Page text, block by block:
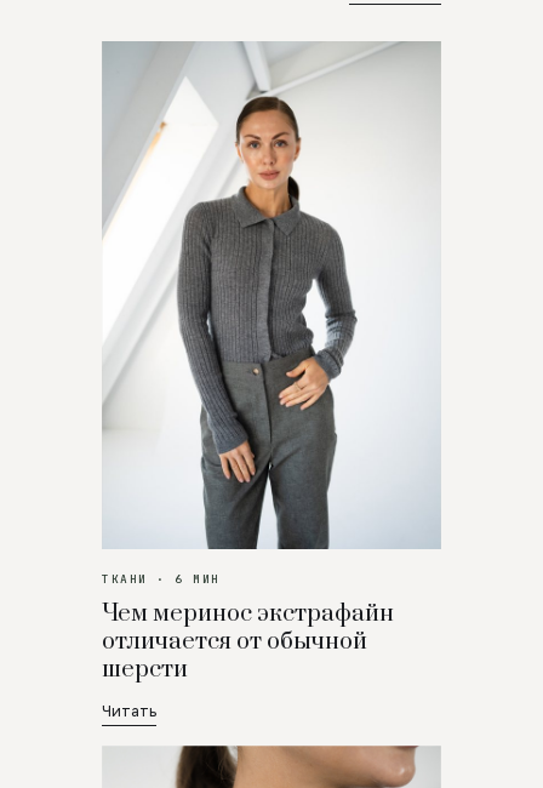
ТКАНИ · 6 МИН
Чем меринос экстрафайн
отличается от обычной
шерсти
Читать